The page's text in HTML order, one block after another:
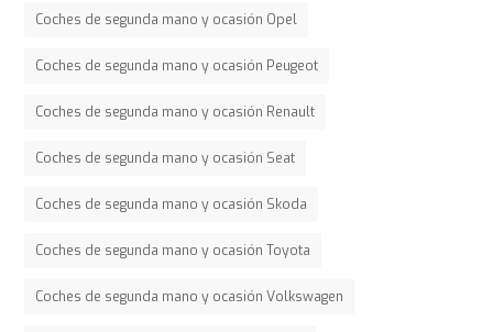
Coches de segunda mano y ocasión Opel
Coches de segunda mano y ocasión Peugeot
Coches de segunda mano y ocasión Renault
Coches de segunda mano y ocasión Seat
Coches de segunda mano y ocasión Skoda
Coches de segunda mano y ocasión Toyota
Coches de segunda mano y ocasión Volkswagen